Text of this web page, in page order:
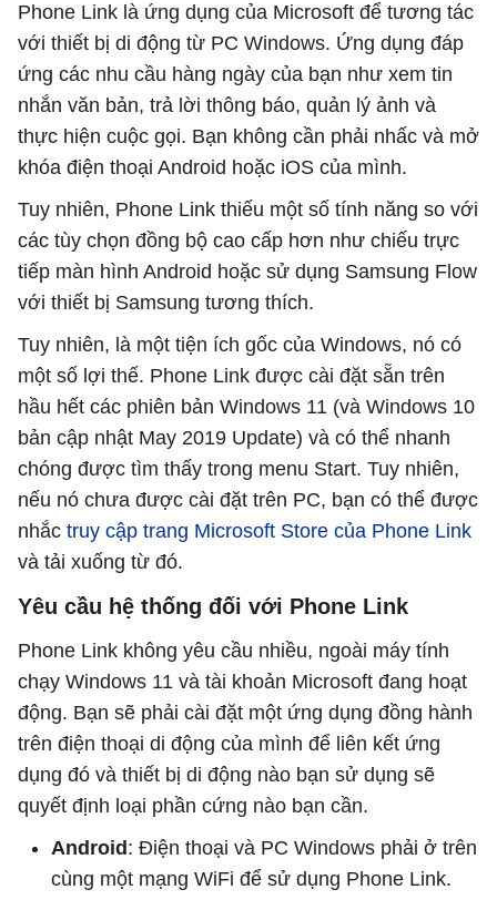
Phone Link là ứng dụng của Microsoft để tương tác
với thiết bị di động từ PC Windows. Ứng dụng đáp
ứng các nhu cầu hàng ngày của bạn như xem tin
nhắn văn bản, trả lời thông báo, quản lý ảnh và
thực hiện cuộc gọi. Bạn không cần phải nhấc và mở
khóa điện thoại Android hoặc iOS của mình.
Tuy nhiên, Phone Link thiếu một số tính năng so với
các tùy chọn đồng bộ cao cấp hơn như chiếu trực
tiếp màn hình Android hoặc sử dụng Samsung Flow
với thiết bị Samsung tương thích.
Tuy nhiên, là một tiện ích gốc của Windows, nó có
một số lợi thế. Phone Link được cài đặt sẵn trên
hầu hết các phiên bản Windows 11 (và Windows 10
bản cập nhật May 2019 Update) và có thể nhanh
chóng được tìm thấy trong menu Start. Tuy nhiên,
nếu nó chưa được cài đặt trên PC, bạn có thể được
nhắc truy cập trang Microsoft Store của Phone Link
và tải xuống từ đó.
Yêu cầu hệ thống đối với Phone Link
Phone Link không yêu cầu nhiều, ngoài máy tính
chạy Windows 11 và tài khoản Microsoft đang hoạt
động. Bạn sẽ phải cài đặt một ứng dụng đồng hành
trên điện thoại di động của mình để liên kết ứng
dụng đó và thiết bị di động nào bạn sử dụng sẽ
quyết định loại phần cứng nào bạn cần.
Android : Điện thoại và PC Windows phải ở trên
cùng một mạng WiFi để sử dụng Phone Link.